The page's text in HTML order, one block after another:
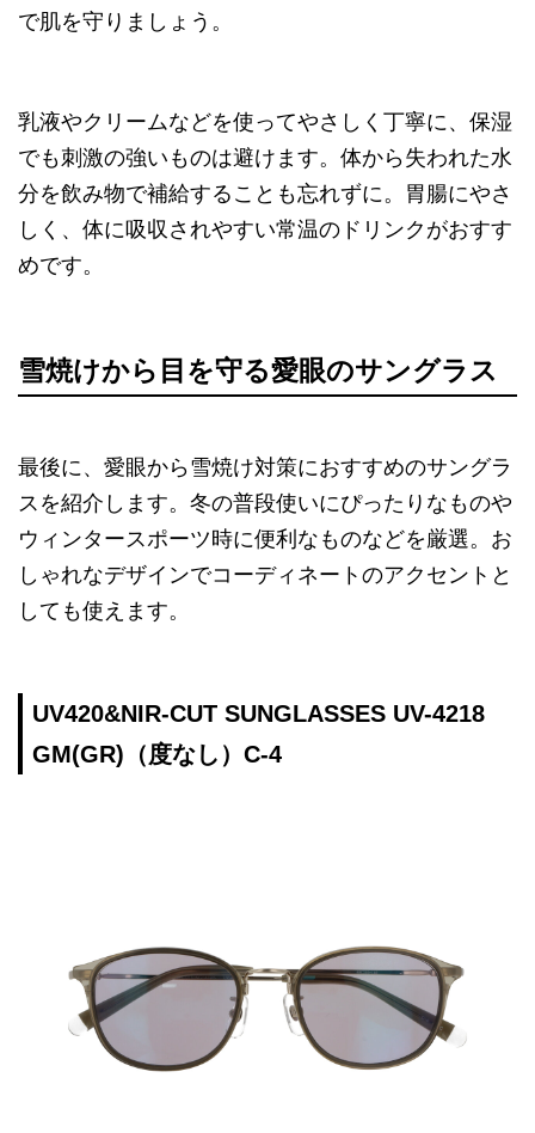
で肌を守りましょう。
乳液やクリームなどを使ってやさしく丁寧に、保湿
でも刺激の強いものは避けます。体から失われた水
分を飲み物で補給することも忘れずに。胃腸にやさ
しく、体に吸収されやすい常温のドリンクがおすす
めです。
雪焼けから目を守る愛眼のサングラス
最後に、愛眼から雪焼け対策におすすめのサングラ
スを紹介します。冬の普段使いにぴったりなものや
ウィンタースポーツ時に便利なものなどを厳選。お
しゃれなデザインでコーディネートのアクセントと
しても使えます。
UV420&NIR-CUT SUNGLASSES UV-4218
GM(GR)（度なし）C-4